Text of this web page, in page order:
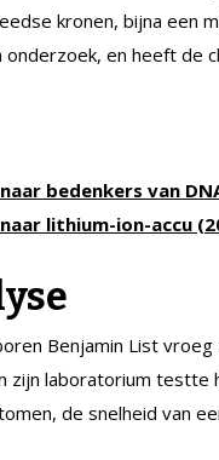
kronen, bijna een
en heeft de
bedenkers van
lithium-ion-accu
Benjamin List
zijn laboratorium
de snelheid van